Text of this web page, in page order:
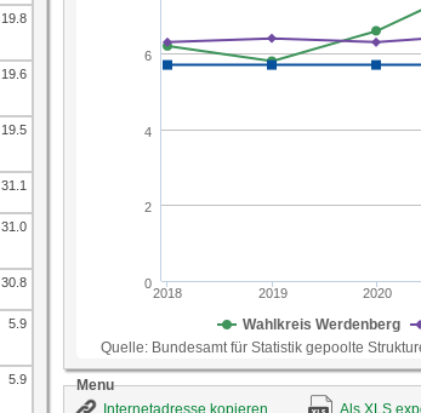
19.8
19.6
19.5
31.1
31.0
30.8
5.9
5.9
Menu
Internetadresse kopieren
Als XLS